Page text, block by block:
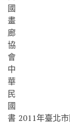
國
畫
廊
協
會
中
華
民
國
書 2011年臺北